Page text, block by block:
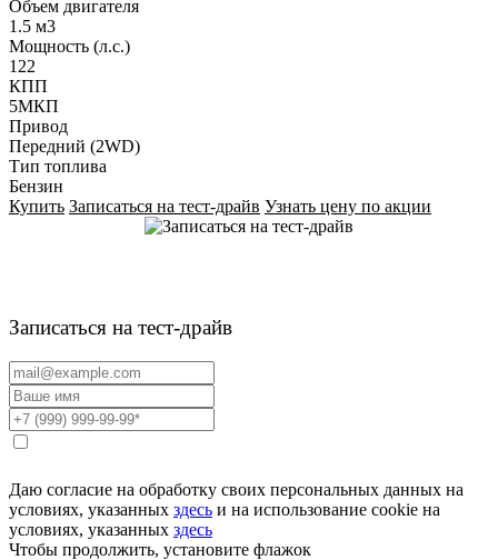
Объем двигателя
1.5 м3
Мощность (л.с.)
122
КПП
5МКП
Привод
Передний (2WD)
Тип топлива
Бензин
Купить Записаться на тест-драйв Узнать цену по акции
Записаться на тест-драйв
Даю согласие на обработку своих персональных данных на
условиях, указанных здесь и на использование cookie на
условиях, указанных здесь
Чтобы продолжить, установите флажок